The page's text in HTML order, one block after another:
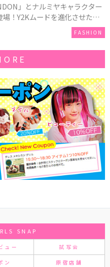
」とナルミヤキャラクター
！Y2Kムードを進化させた新
♪
FASHION
SNAP
ュー 試写会
ン 原宿店舗